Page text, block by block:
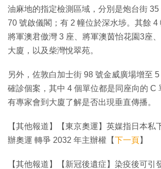
油麻地的指定檢測區域，分別是炮台街
70 號啟儀閣；有 2 幢位於深水埗。其餘 4
將軍澳君傲灣 3 座、將軍澳茵怡花園3座
大廈，以及柴灣悅翠苑。
另外，佐敦白加士街 98 號金威廣場增至
確診個案，其中 4 個單位都是同座向的 C
有專家會到大廈了解是否出現垂直傳播。
【其他報道】【東京奧運】英媒指日本私
辦奧運 轉爭 2032 年主辦權【下一頁】
【其他報道】【新冠後遺症】染疫後可引